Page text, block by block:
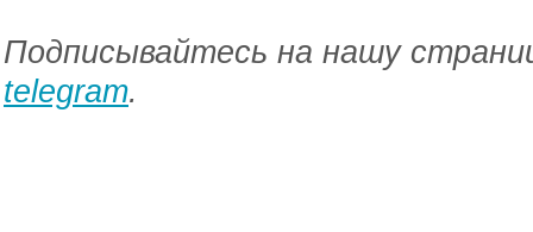
Подписывайтесь на нашу
telegram.